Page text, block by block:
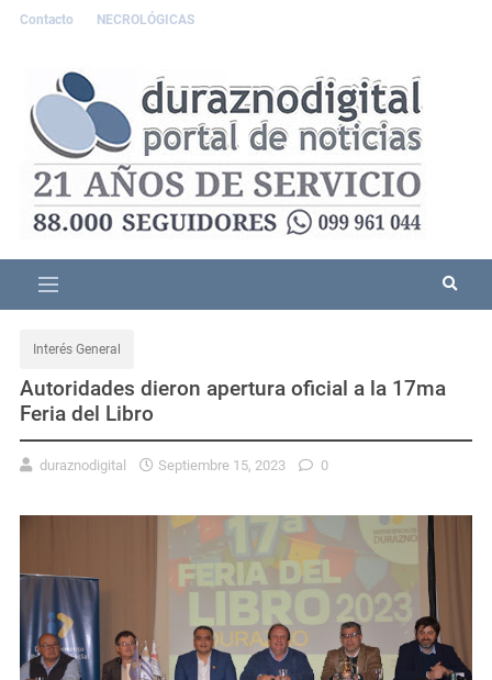
Contacto NECROLÓGICAS
Interés General
Autoridades dieron apertura oficial a la 17ma
Feria del Libro
duraznodigital Septiembre 15, 2023 0